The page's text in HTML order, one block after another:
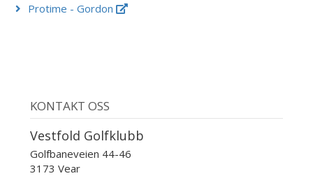
Protime - Gordon
KONTAKT OSS
Vestfold Golfklubb
Golfbaneveien 44-46
3173 Vear